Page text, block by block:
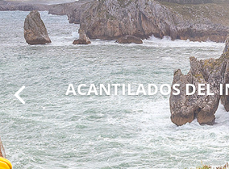
ACANTILADOS DEL